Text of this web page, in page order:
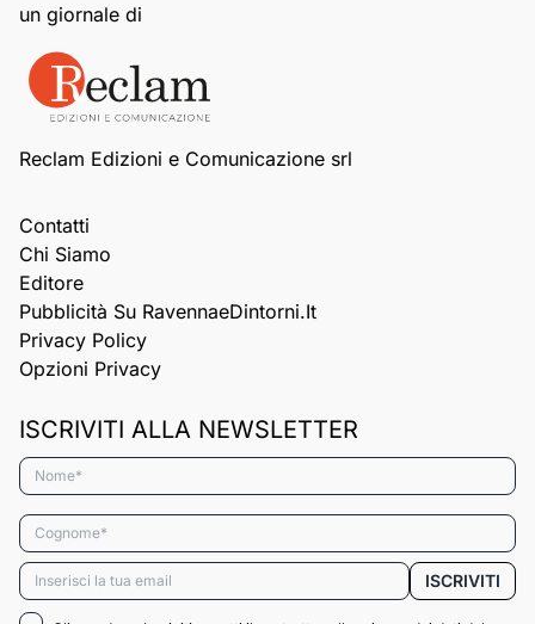
un giornale di
Reclam Edizioni e Comunicazione srl
Contatti
Chi Siamo
Editore
Pubblicità Su RavennaeDintorni.it
Privacy Policy
Opzioni Privacy
ISCRIVITI ALLA NEWSLETTER
Nome*
Cognome*
Email* ISCRIVITI